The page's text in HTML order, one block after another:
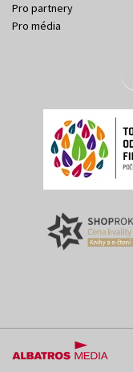
Pro partnery
Pro média